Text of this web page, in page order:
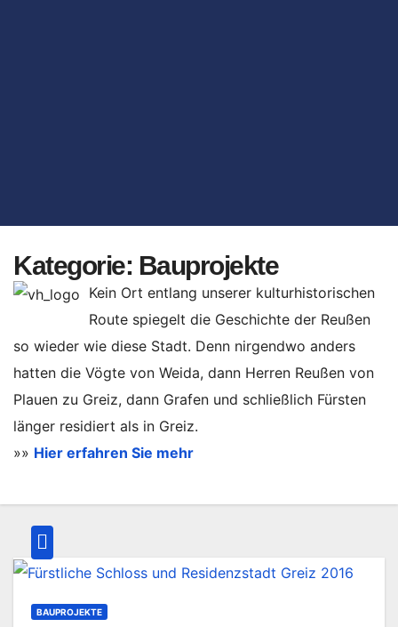
Kategorie: Bauprojekte
Kein Ort entlang unserer kulturhistorischen
Route spiegelt die Geschichte der Reußen
so wieder wie diese Stadt. Denn nirgendwo anders
hatten die Vögte von Weida, dann Herren Reußen von
Plauen zu Greiz, dann Grafen und schließlich Fürsten
länger residiert als in Greiz.
»» Hier erfahren Sie mehr
BAUPROJEKTE